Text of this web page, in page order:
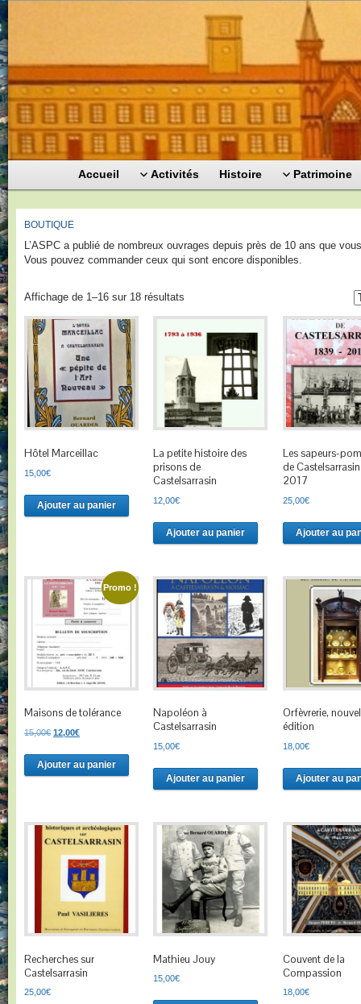
Accueil Activités Histoire Patrimoine
BOUTIQUE
L’ASPC a publié de nombreux ouvrages depuis près de 10 ans que
Vous pouvez commander ceux qui sont encore disponibles.
Affichage de 1–16 sur 18 résultats
Hôtel Marceillac
15,00€
Ajouter au panier
La petite histoire des
prisons de
Castelsarrasin
12,00€
Ajouter au panier
Les sapeurs-
de
2017
25,00€
Ajouter au
Promo !
Maisons de tolérance
15,00€ Le
initial
était :
12,00€Le
actuel
est :
Ajouter au panier
Napoléon à
Castelsarrasin
15,00€
Ajouter au panier
Orfèvrerie,
édition
18,00€
Ajouter au
Recherches sur
Castelsarrasin
25,00€
Mathieu Jouy
15,00€
Couvent de la
Compassion
18,00€